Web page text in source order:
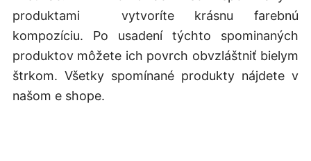
produktami vytvoríte krásnu farebnú
kompozíciu. Po usadení týchto spominaných
produktov môžete ich povrch obvzláštniť bielym
štrkom. Všetky spomínané produkty nájdete v
našom e shope.